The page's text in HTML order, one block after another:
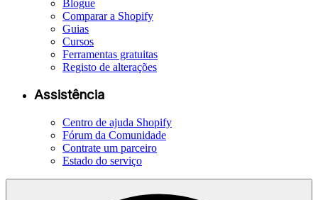
Blogue
Comparar a Shopify
Guias
Cursos
Ferramentas gratuitas
Registo de alterações
Assistência
Centro de ajuda Shopify
Fórum da Comunidade
Contrate um parceiro
Estado do serviço